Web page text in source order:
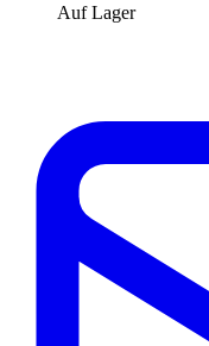
Auf Lager